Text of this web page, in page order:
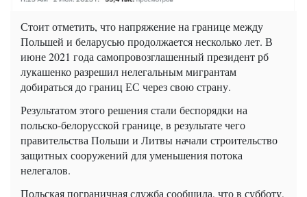
Стоит отметить, что напряжение на границе между
Польшей и беларусью продолжается несколько лет. В
июне 2021 года самопровозглашенный президент рб
лукашенко разрешил нелегальным мигрантам
добираться до границ ЕС через свою страну.
Результатом этого решения стали беспорядки на
польско-белорусской границе, в результате чего
правительства Польши и Литвы начали строительство
защитных сооружений для уменьшения потока
нелегалов.
Польская пограничная служба сообщила, что в субботу,